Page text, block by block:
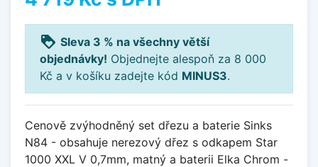
loyalty Sleva 3 % na všechny větší
objednávky! Objednejte alespoň za 8 000
Kč a v košíku zadejte kód MINUS3.
Cenově zvýhodněný set dřezu a baterie Sinks
N84 - obsahuje nerezový dřez s odkapem Star
1000 XXL V 0,7mm, matný a baterii Elka Chrom -